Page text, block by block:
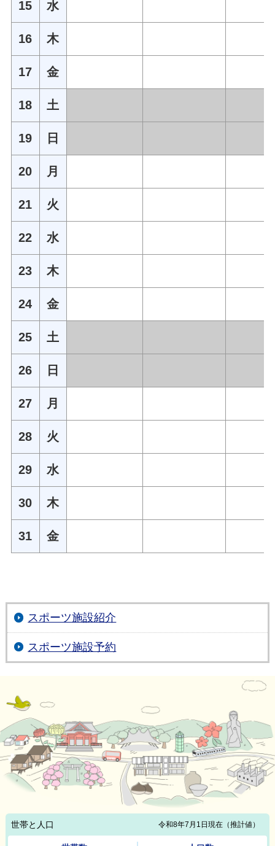
15 水
16 木
17 金
18 土
19 日
20 月
21 火
22 水
23 木
24 金
25 土
26 日
27 月
28 火
29 水
30 木
31 金
スポーツ施設紹介
スポーツ施設予約